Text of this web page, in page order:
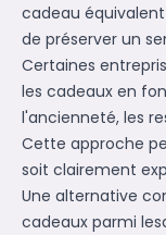
cadeau
de préserver un
Certaines
les cadeaux en
l'ancienneté, les
Cette approche
soit clairement
Une alternative
cadeaux parmi